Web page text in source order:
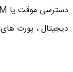
دیجیتال ، پورت